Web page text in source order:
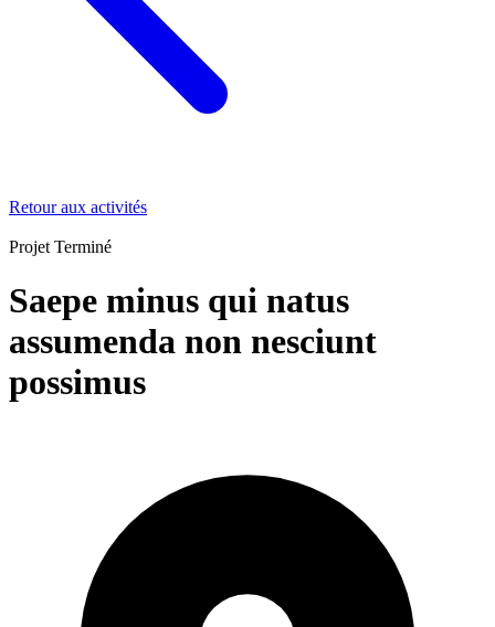
Retour aux activités
Projet Terminé
Saepe minus qui natus
assumenda non nesciunt
possimus